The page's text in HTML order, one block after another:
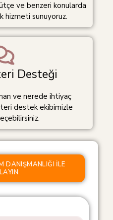
ve benzeri konularda
hizmeti sunuyoruz.
Desteği
ve nerede ihtiyaç
destek ekibimizle
DANIŞMANLIĞI ILE